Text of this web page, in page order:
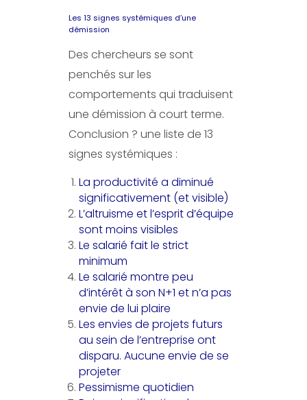
Les 13 signes systémiques d’une
démission
Des chercheurs se sont
penchés sur les
comportements qui traduisent
une démission à court terme.
Conclusion ? une liste de 13
signes systémiques :
La productivité a diminué
significativement (et visible)
L’altruisme et l’esprit d’équipe
sont moins visibles
Le salarié fait le strict
minimum
Le salarié montre peu
d’intérêt à son N+1 et n’a pas
envie de lui plaire
Les envies de projets futurs
au sein de l’entreprise ont
disparu. Aucune envie de se
projeter
Pessimisme quotidien